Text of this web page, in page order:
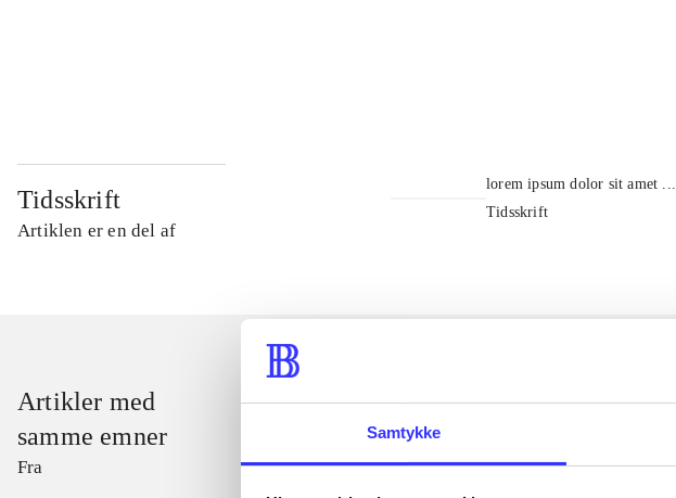
Samtykke
Tidsskrift
Artiklen er en del af
lorem ipsum dolor sit amet ...
Tidsskrift
Artikler med
samme emner
Fra